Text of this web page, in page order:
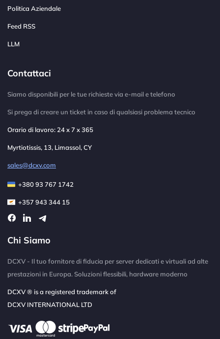
Politica Aziendale
Feed RSS
LLM
Contattaci
Siamo disponibili per le tue richieste via e-mail e telefono
Si prega di creare un ticket in caso di qualsiasi problema tecnico
Orario di lavoro: 24 x 7 x 365
Myrtiotissis, 13, Limassol, CY
sales@dcxv.com
+380 93 767 1742
+357 943 344 15
Chi Siamo
DCXV - Il tuo fornitore di fiducia per server dedicati e virtuali ad alte
prestazioni in Europa. Soluzioni flessibili, hardware moderno
DCXV ® is a registered trademark of
DCXV INTERNATIONAL LTD